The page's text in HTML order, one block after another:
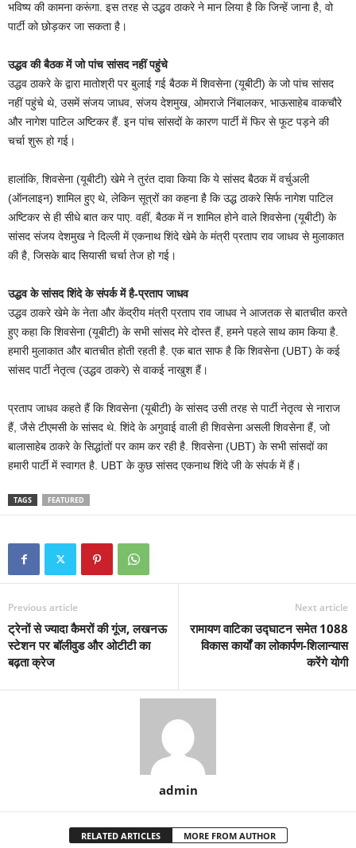
भविष्य की कामना करूंगा. इस तरह से उद्धव ठाकरे ने मान लिया है कि जिन्हें जाना है, वो
पार्टी को छोड़कर जा सकता है।
उद्धव की बैठक में जो पांच सांसद नहीं पहुंचे
उद्धव ठाकरे के द्वारा मातोश्री पर बुलाई गई बैठक में शिवसेना (यूबीटी) के जो पांच सांसद
नहीं पहुंचे थे, उसमें संजय जाधव, संजय देशमुख, ओमराजे निंबालकर, भाऊसाहेब वाकचौरे
और नागेश पाटिल अष्टिकर हैं. इन पांच सांसदों के कारण पार्टी में फिर से फूट पड़ने की
चर्चा शुरू हो गई।
हालांकि, शिवसेना (यूबीटी) खेमे ने तुरंत दावा किया कि ये सांसद बैठक में वर्चुअली
(ऑनलाइन) शामिल हुए थे, लेकिन सूत्रों का कहना है कि उद्ध ठाकरे सिर्फ नागेश पाटिल
अष्टिकर से ही सीधे बात कर पाए. वहीं, बैठक में न शामिल होने वाले शिवसेना (यूबीटी) के
सांसद संजय देशमुख ने दिल्ली में एकनाथ शिंदे खेमे के मंत्री प्रताप राव जाधव से मुलाकात
की है, जिसके बाद सियासी चर्चा तेज हो गई।
उद्धव के सांसद शिंदे के संपर्क में है-प्रताप जाधव
उद्धव ठाकरे खेमे के नेता और केंद्रीय मंत्री प्रताप राव जाधव ने आजतक से बातचीत करते
हुए कहा कि शिवसेना (यूबीटी) के सभी सांसद मेरे दोस्त हैं, हमने पहले साथ काम किया है.
हमारी मुलाकात और बातचीत होती रहती है. एक बात साफ है कि शिवसेना (UBT) के कई
सांसद पार्टी नेतृत्व (उद्धव ठाकरे) से वाकई नाखुश हैं।
प्रताप जाधव कहते हैं कि शिवसेना (यूबीटी) के सांसद उसी तरह से पार्टी नेतृत्व से नाराज
हैं, जैसे टीएमसी के सांसद थे. शिंदे के अगुवाई वाली ही शिवसेना असली शिवसेना हैं, जो
बालासाहेब ठाकरे के सिद्धांतों पर काम कर रही है. शिवसेना (UBT) के सभी सांसदों का
हमारी पार्टी में स्वागत है. UBT के कुछ सांसद एकनाथ शिंदे जी के संपर्क में हैं।
TAGS FEATURED
Previous article
ट्रेनों से ज्यादा कैमरों की गूंज, लखनऊ
स्टेशन पर बॉलीवुड और ओटीटी का
बढ़ता क्रेज
Next article
रामायण वाटिका उद्घाटन समेत 1088
विकास कार्यों का लोकार्पण-शिलान्यास
करेंगे योगी
admin
RELATED ARTICLES MORE FROM AUTHOR